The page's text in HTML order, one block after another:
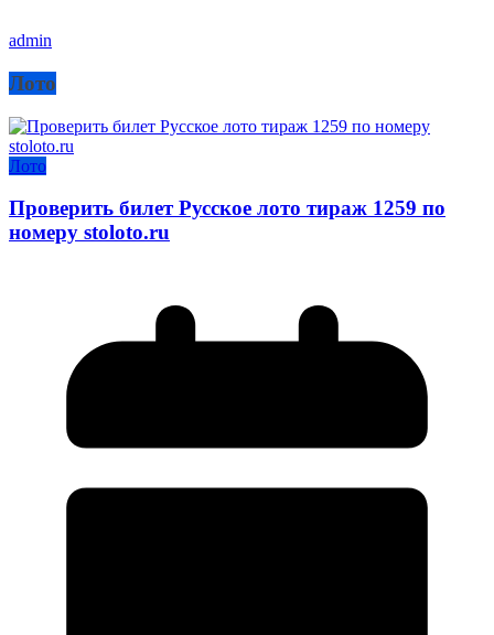
admin
Лото
Лото
Проверить билет Русское лото тираж 1259 по
номеру stoloto.ru